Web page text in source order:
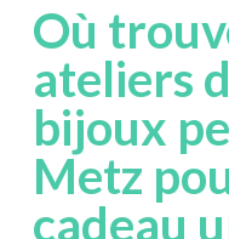
Où
ateliers
bijoux
Metz
cadeau